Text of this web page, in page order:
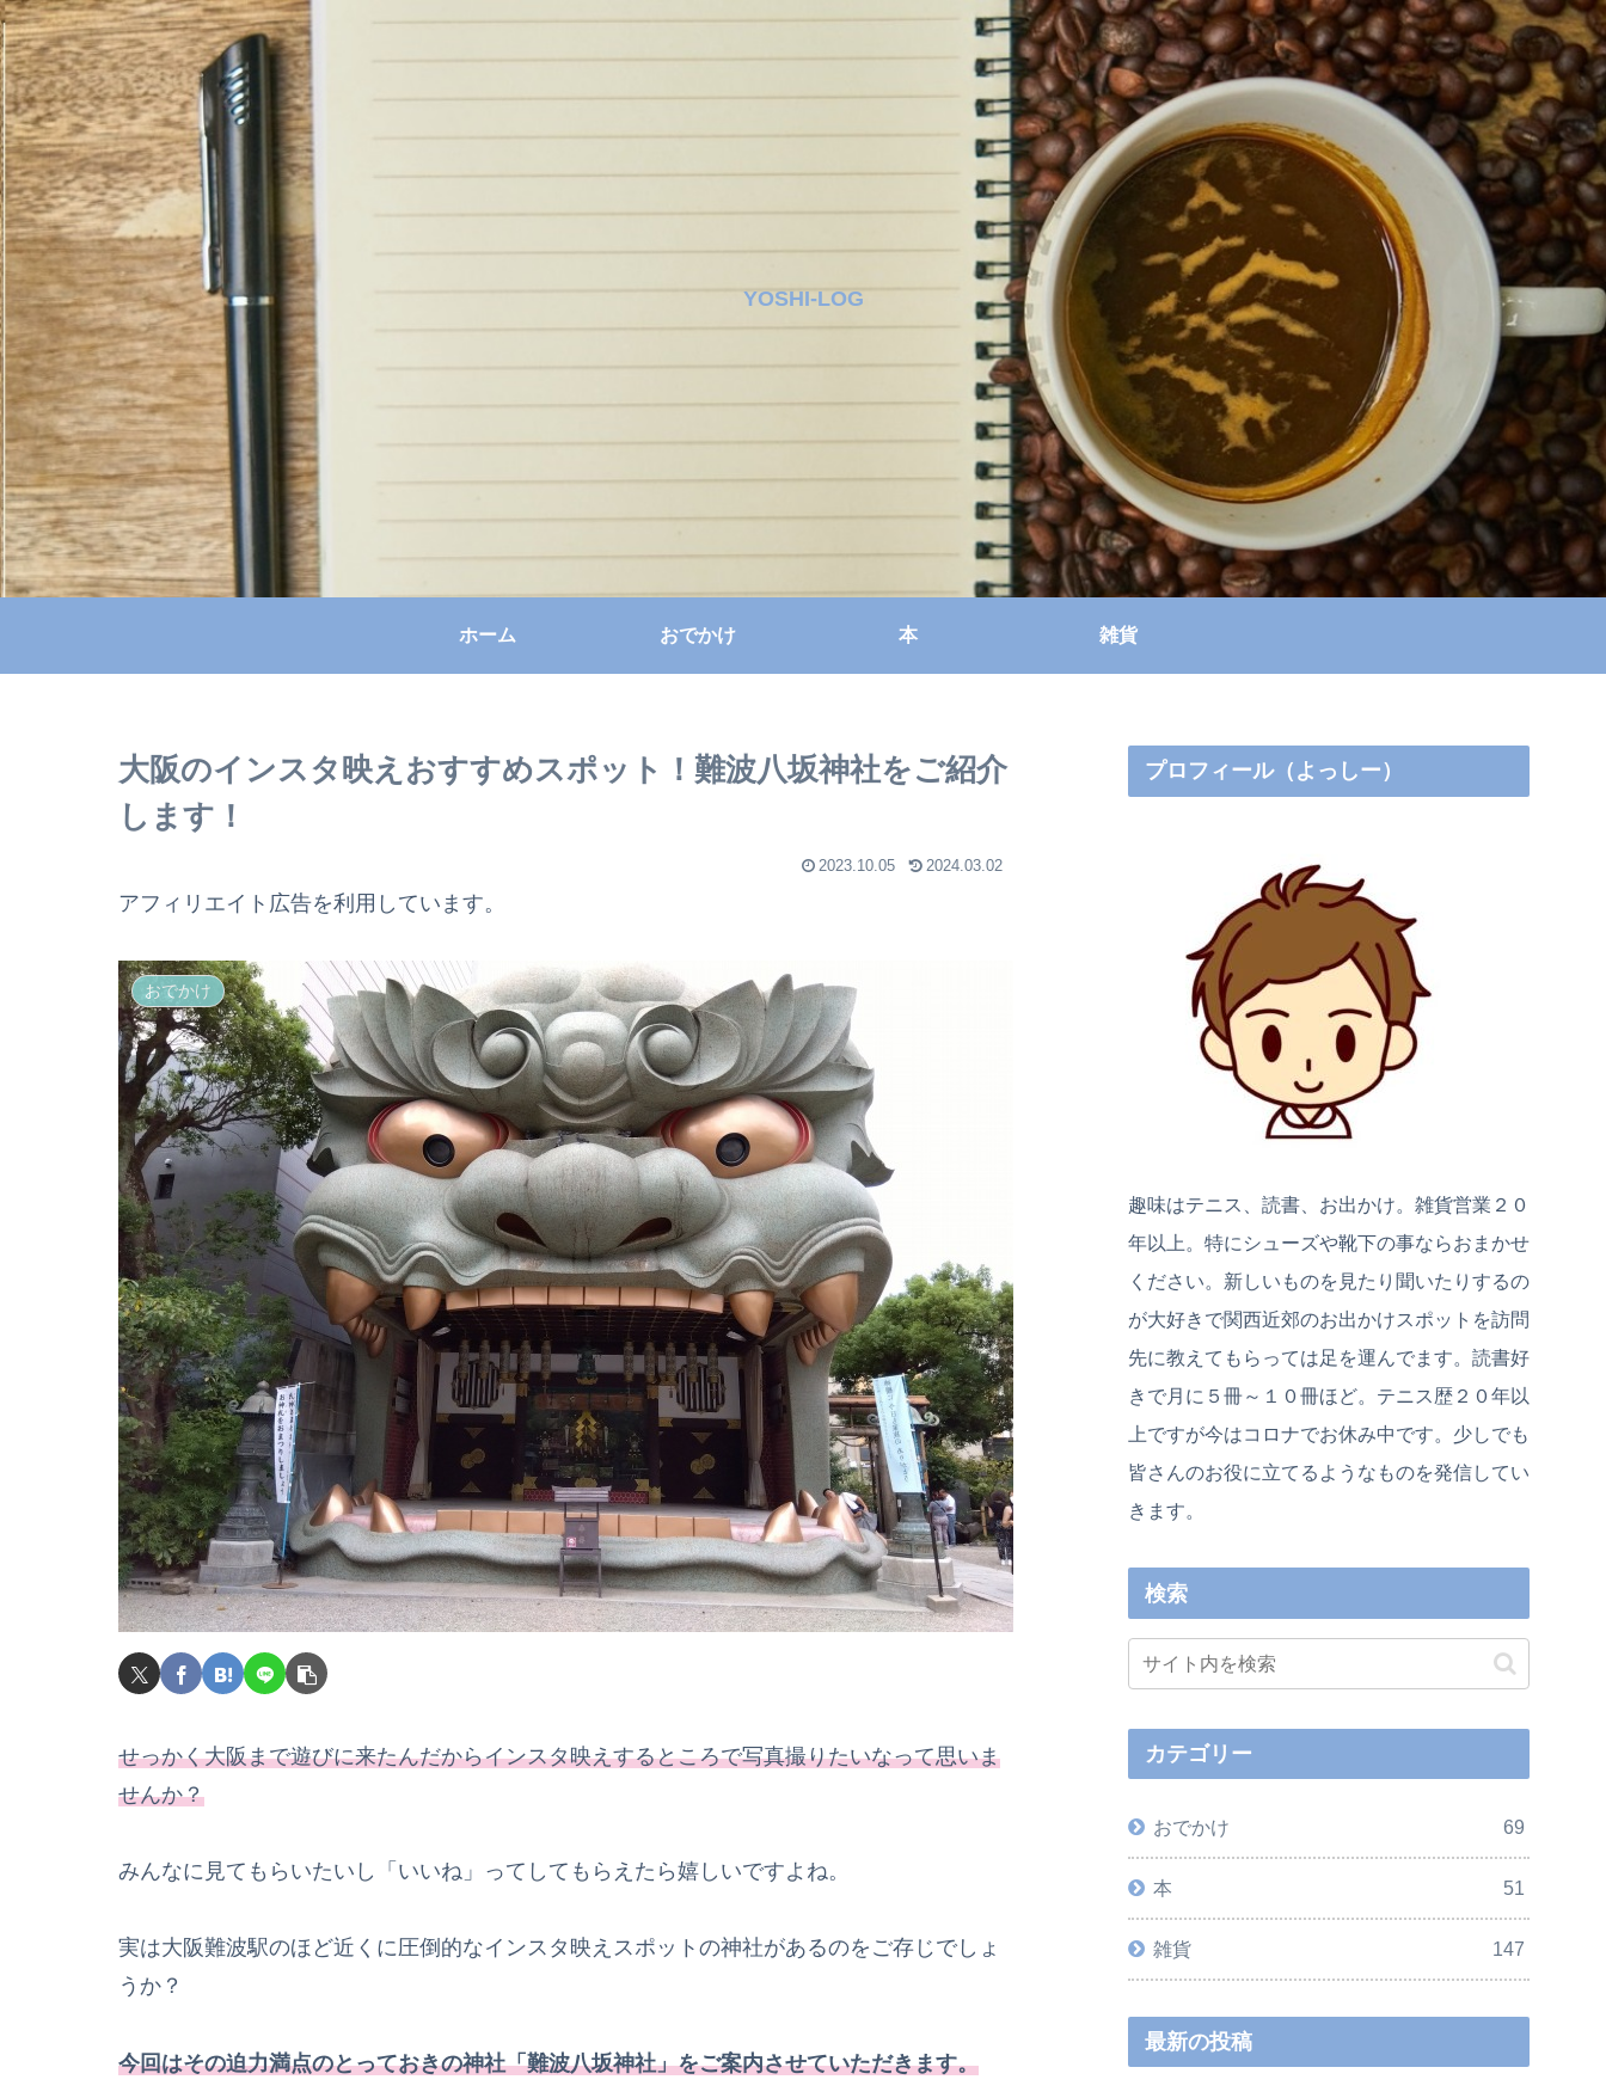
YOSHI-LOG
ホーム おでかけ 本 雑貨
大阪のインスタ映えおすすめスポット！難波八坂神社をご紹介
します！
2023.10.05 2024.03.02
アフィリエイト広告を利用しています。
おでかけ
せっかく大阪まで遊びに来たんだからインスタ映えするところで写真撮りたいなって思いま
せんか？
みんなに見てもらいたいし「いいね」ってしてもらえたら嬉しいですよね。
実は大阪難波駅のほど近くに圧倒的なインスタ映えスポットの神社があるのをご存じでしょ
うか？
今回はその迫力満点のとっておきの神社「難波八坂神社」をご案内させていただきます。
プロフィール（よっしー）
趣味はテニス、読書、お出かけ。雑貨営業２０
年以上。特にシューズや靴下の事ならおまかせ
ください。新しいものを見たり聞いたりするの
が大好きで関西近郊のお出かけスポットを訪問
先に教えてもらっては足を運んでます。読書好
きで月に５冊～１０冊ほど。テニス歴２０年以
上ですが今はコロナでお休み中です。少しでも
皆さんのお役に立てるようなものを発信してい
きます。
検索
カテゴリー
おでかけ 69
本 51
雑貨 147
最新の投稿